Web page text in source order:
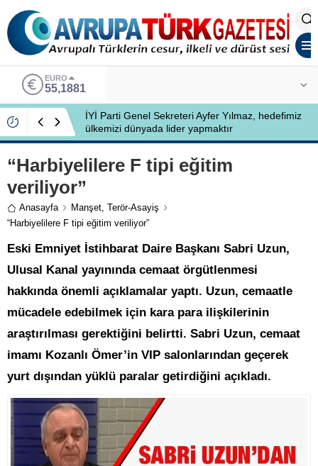
EURO
55,1881
İYİ Parti Genel Sekreteri Ayfer Yılmaz, hedefimiz
ülkemizi dünyada lider yapmaktır
“Harbiyelilere F tipi eğitim
veriliyor”
Anasayfa Manşet, Terör-Asayiş
“Harbiyelilere F tipi eğitim veriliyor”
Eski Emniyet İstihbarat Daire Başkanı Sabri Uzun,
Ulusal Kanal yayınında cemaat örgütlenmesi
hakkında önemli açıklamalar yaptı. Uzun, cemaatle
mücadele edebilmek için kara para ilişkilerinin
araştırılması gerektiğini belirtti. Sabri Uzun, cemaat
imamı Kozanlı Ömer’in VIP salonlarından geçerek
yurt dışından yüklü paralar getirdiğini açıkladı.